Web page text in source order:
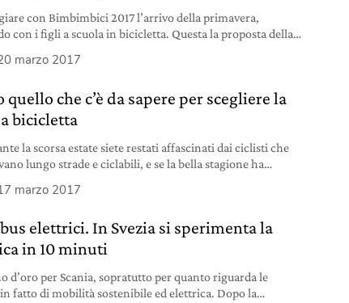
con Bimbimbici 2017 l’arrivo della primavera,
con i figli a scuola in bicicletta. Questa la proposta della
nazionale del “Tutti a scuola a piedi o in bicicletta”.
modificare le abitudini di spostamento
marzo 2017
quello che c’è da sapere per scegliere la
bicicletta
la scorsa estate siete restati affascinati dai ciclisti che
lungo strade e ciclabili, e se la bella stagione ha
momento di acquistare la prima bicicletta. Le fiere di
più agguerriti che
marzo 2017
elettrici. In Svezia si sperimenta la
in 10 minuti
d’oro per Scania, sopratutto per quanto riguarda le
fatto di mobilità sostenibile ed elettrica. Dopo la